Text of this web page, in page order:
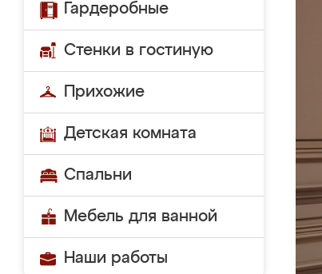
Гардеробные
Стенки в гостиную
Прихожие
Детская комната
Спальни
Мебель для ванной
Наши работы